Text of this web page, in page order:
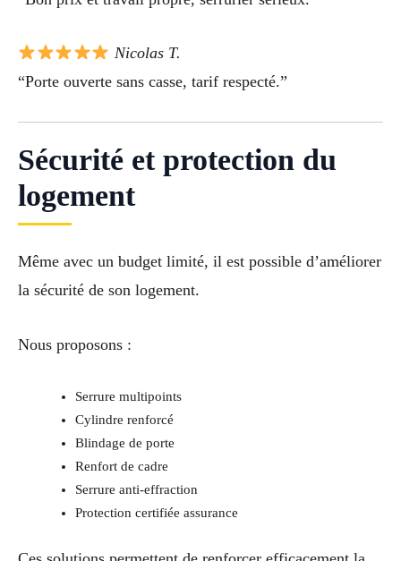
Nicolas T.
“Porte ouverte sans casse, tarif respecté.”
Sécurité et protection du
logement
Même avec un budget limité, il est possible d’améliorer
la sécurité de son logement.
Nous proposons :
Serrure multipoints
Cylindre renforcé
Blindage de porte
Renfort de cadre
Serrure anti-effraction
Protection certifiée assurance